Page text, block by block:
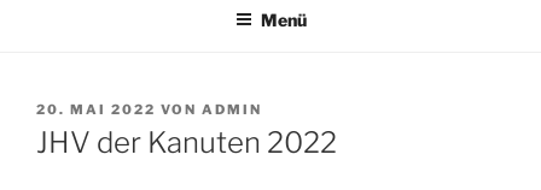
Menü
VERÖFFENTLICHT
AM
20. MAI 2022 VON ADMIN
JHV der Kanuten 2022